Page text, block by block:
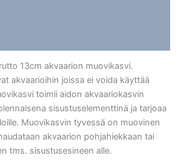
13cm akvaarion muovikasvi.
akvaarioihin joissa ei voida käyttää
toimii aidon akvaariokasvin
sisustuselementtinä ja tarjoaa
Muovikasvin tyvessä on muovinen
akvaarion pohjahiekkaan tai
tms. sisustusesineen alle.